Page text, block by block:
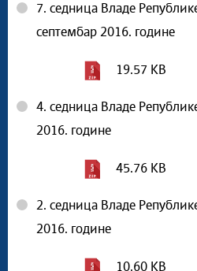
7. седница Владе
септембар 2016. године
19.57 KB
4. седница Владе
2016. године
45.76 KB
2. седница Владе
2016. године
10.60 KB